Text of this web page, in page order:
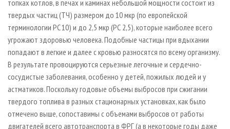
топках котлов, в печах и каминах небольшой мощности состоит из
твердых частиц (ТЧ) размером до 10 мкр (по европейской
терминологии PC 10) и до 2,5 мкр (РС 2,5), которые наиболее всего
угрожают здоровью человека. Подобные частицы при вдыхании
попадают в легкие и далее с кровью разносятся по всему организму.
В результате провоцируются серьезные легочные и сердечно-
сосудистые заболевания, особенно у детей, пожилых людей и у
астматиков. Поскольку годовые объемы выбросов при сжигании
твердого топлива в разных стационарных установках, как было
отмечено выше, сопоставимы с объемами выбросов от работы
двигателей всего автотранспорта в ФРГ (а в некоторые годы даже